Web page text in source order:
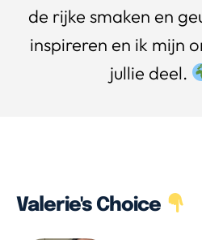
de rijke smaken en
inspireren en ik mijn
jullie deel.
Valerie's Choice